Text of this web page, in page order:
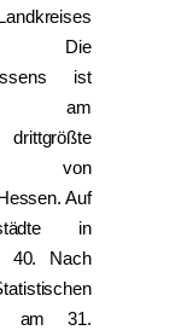
ist
am
von
Auf
in
40. Nach
am 31.